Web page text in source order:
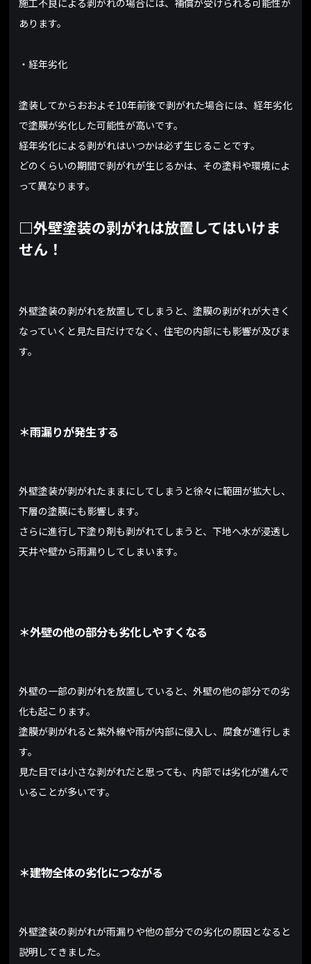
施工不良による剥がれの場合には、補償が受けられる可能性が
あります。
・経年劣化
塗装してからおおよそ10年前後で剥がれた場合には、経年劣化
で塗膜が劣化した可能性が高いです。
経年劣化による剥がれはいつかは必ず生じることです。
どのくらいの期間で剥がれが生じるかは、その塗料や環境によ
って異なります。
□外壁塗装の剥がれは放置してはいけま
せん！
外壁塗装の剥がれを放置してしまうと、塗膜の剥がれが大きく
なっていくと見た目だけでなく、住宅の内部にも影響が及びま
す。
＊雨漏りが発生する
外壁塗装が剥がれたままにしてしまうと徐々に範囲が拡大し、
下層の塗膜にも影響します。
さらに進行し下塗り剤も剥がれてしまうと、下地へ水が浸透し
天井や壁から雨漏りしてしまいます。
＊外壁の他の部分も劣化しやすくなる
外壁の一部の剥がれを放置していると、外壁の他の部分での劣
化も起こります。
塗膜が剥がれると紫外線や雨が内部に侵入し、腐食が進行しま
す。
見た目では小さな剥がれだと思っても、内部では劣化が進んで
いることが多いです。
＊建物全体の劣化につながる
外壁塗装の剥がれが雨漏りや他の部分での劣化の原因となると
説明してきました。